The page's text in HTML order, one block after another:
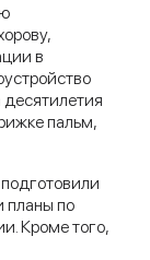
в
пальм,
планы по
Кроме того,